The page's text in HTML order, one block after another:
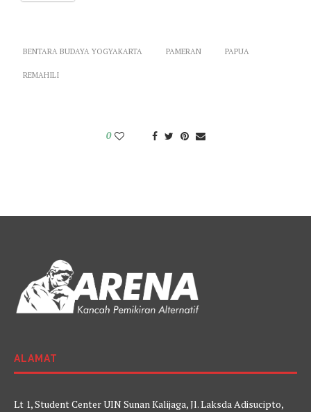
BENTARA BUDAYA YOGYAKARTA PAMERAN PAPUA
REMAHILI
0
ALAMAT
Lt 1, Student Center UIN Sunan Kalijaga, Jl. Laksda Adisucipto,